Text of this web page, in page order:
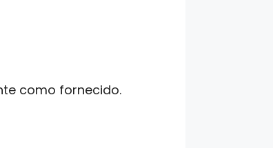
como fornecido.